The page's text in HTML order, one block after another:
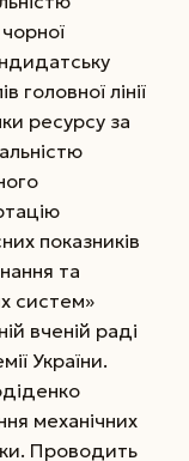
лінії
ресурсу за
показників
та
систем»
вченій раді
України.
механічних
Проводить